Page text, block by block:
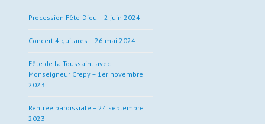
Procession Fête-Dieu – 2 juin 2024
Concert 4 guitares – 26 mai 2024
Fête de la Toussaint avec
Monseigneur Crepy – 1er novembre
2023
Rentrée paroissiale – 24 septembre
2023